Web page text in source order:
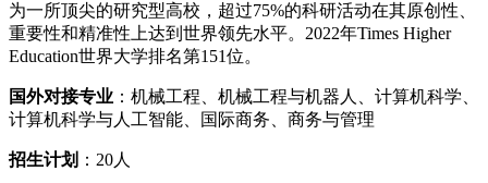
为一所顶尖的研究型高校，超过75%的科研活动在其原创性、
重要性和精准性上达到世界领先水平。2022年Times Higher
Education世界大学排名第151位。
国外对接专业 ：机械工程、机械工程与机器人、计算机科学、
计算机科学与人工智能、国际商务、商务与管理
招生计划 ：20人